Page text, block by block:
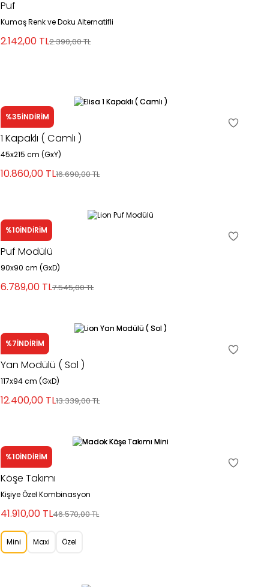
Puf
Kumaş Renk ve Doku Alternatifli
2.142,00 TL2.390,00TL
%35İNDİRİM
Elisa
1 Kapaklı ( Camlı )
45x215 cm (GxY)
10.860,00 TL16.690,00TL
%10İNDİRİM
Lion
Puf Modülü
90x90 cm (GxD)
6.789,00 TL7.545,00TL
%7İNDİRİM
Lion
Yan Modülü ( Sol )
117x94 cm (GxD)
12.400,00 TL13.339,00TL
%10İNDİRİM
Madok
Köşe Takımı
Kişiye Özel Kombinasyon
41.910,00 TL46.570,00TL
Mini Maxi Özel